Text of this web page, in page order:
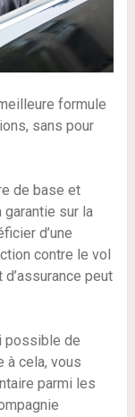
formule
sans pour
de base et
garantie sur la
d’une
contre le vol
peut
possible de
à cela, vous
parmi les